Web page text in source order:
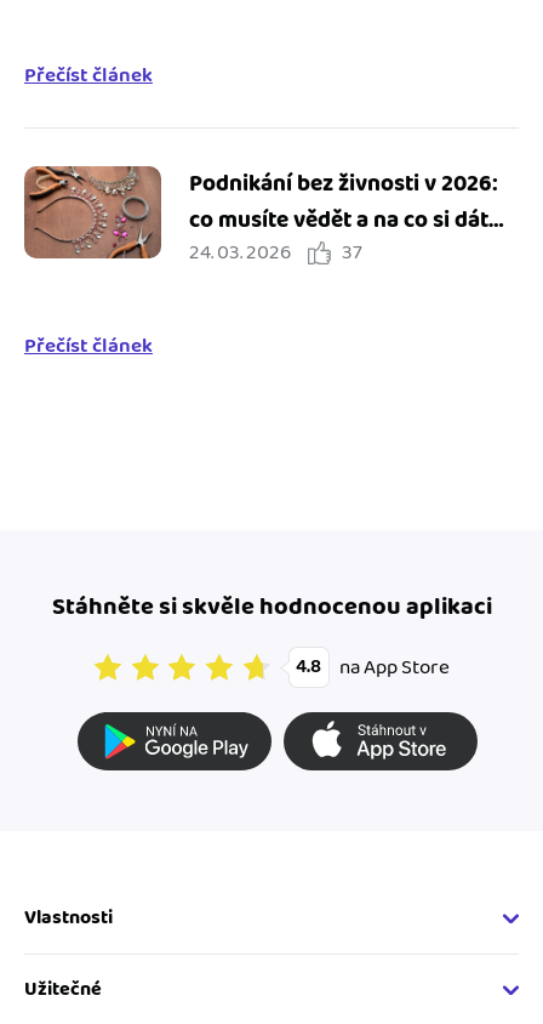
Přečíst článek
Podnikání bez živnosti v 2026:
co musíte vědět a na co si dát
pozor
24. 03. 2026 37
Přečíst článek
Stáhněte si skvěle hodnocenou aplikaci
4.8 na App Store
Vlastnosti
Fakturační vlastnosti
Online fakturace
Užitečné